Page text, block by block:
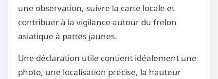
une observation, suivre la carte locale et
contribuer à la vigilance autour du frelon
asiatique à pattes jaunes.
Une déclaration utile contient idéalement une
photo, une localisation précise, la hauteur